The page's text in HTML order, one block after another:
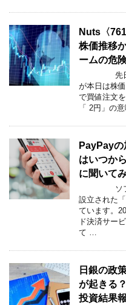
Nuts〈
株価推移
ームの危
先日、上
が本日は株
で買値注文
「 2円」の
PayPay
はいつか
に聞いて
ソフトバ
設立された
ています。
ド決済サー
て …
日銀の政
が起きる
投資結果